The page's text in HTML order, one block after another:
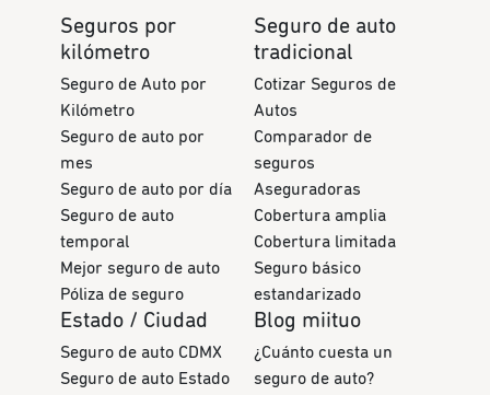
Seguros por
kilómetro
Seguro de Auto por
Kilómetro
Seguro de auto por
mes
Seguro de auto por día
Seguro de auto
temporal
Mejor seguro de auto
Póliza de seguro
Seguro de auto
tradicional
Cotizar Seguros de
Autos
Comparador de
seguros
Aseguradoras
Cobertura amplia
Cobertura limitada
Seguro básico
estandarizado
Estado / Ciudad
Seguro de auto CDMX
Seguro de auto Estado
Blog miituo
¿Cuánto cuesta un
seguro de auto?